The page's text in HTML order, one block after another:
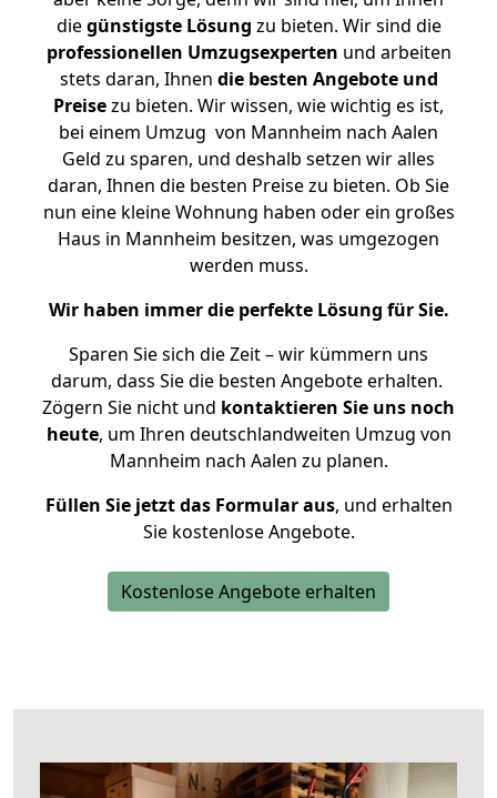
diegünstigste Lösung zu bieten. Wir sind die
professionellen Umzugsexperten und arbeiten
stets daran, Ihnen die besten Angebote und
Preisezu bieten. Wir wissen, wie wichtig es ist,
bei einem Umzug von Mannheim nach Aalen
Geld zu sparen, und deshalb setzen wir alles
daran, Ihnen die besten Preise zu bieten. Ob Sie
nun eine kleine Wohnung haben oder ein großes
Haus in Mannheim besitzen, was umgezogen
werden muss.
Wir haben immer die perfekte Lösung für Sie.
Sparen Sie sich die Zeit – wir kümmern uns
darum, dass Sie die besten Angebote erhalten.
Zögern Sie nicht und kontaktieren Sie uns noch
heute, um Ihren deutschlandweiten Umzug von
Mannheim nach Aalen zu planen.
Füllen Sie jetzt das Formular aus, und erhalten
Sie kostenlose Angebote.
Kostenlose Angebote erhalten